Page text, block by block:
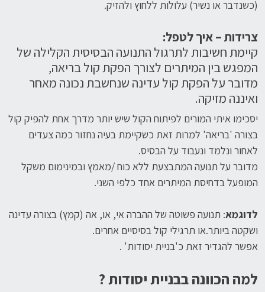
(כשנדבר או נשיר) עלולות ללחוץ ולהזיק.
צרידות – איך לטפל:
קיימת חשיבות לתרגול התנועה הבסיסית הקלילה של
המפגש בין המיתרים לצורך הפקת קול בריאה,
מדובר על הפקת קול עדינה שנחשבת נכונה מאחר
ואיננה מזיקה.
יסכימו איתי המורים לפיתוח הקול שיש יותר מדרך אחת להפיק קול
בצורה 'בריאה' למרות זאת כשקיימת בעיה נחזור כמה צעדים
לאחור ונלמד ונעבוד על הבסיס.
מדובר על תנועה המתבצעת ללא כוח /מאמץ ובמינימום משקל
המופעל בדחיסת המיתרים אחד כלפי השני.
לדוגמא: תנועה פשוטה של ההברה אי, או, אה (קמץ) בצורה עדינה
ושקטה ביותר.או תרגילי קול בסיסיים אחרים.
אפשר להגדיר זאת כ'בניית יסודות' .
למה הכוונה בבניית יסודות ?